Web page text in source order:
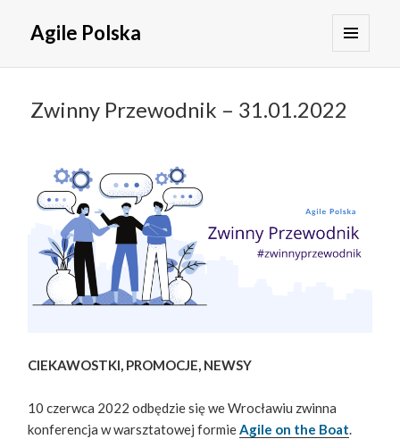
Agile Polska
WIDGETY
Zwinny Przewodnik – 31.01.2022
CIEKAWOSTKI, PROMOCJE, NEWSY
10 czerwca 2022 odbędzie się we Wrocławiu zwinna
konferencja w warsztatowej formieAgile on the Boat.